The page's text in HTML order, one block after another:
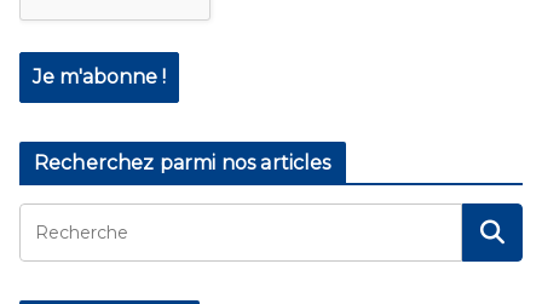
Recherchez parmi nos articles